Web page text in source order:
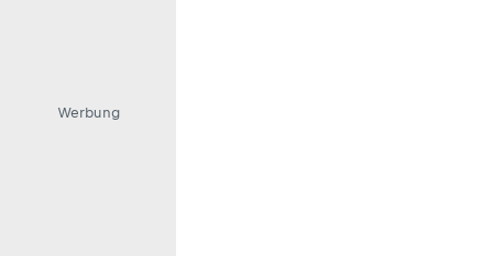
Werbung